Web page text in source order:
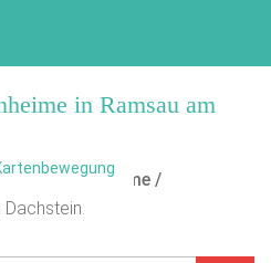
in Ramsau am
2Freizeitheime /
Dachstein.